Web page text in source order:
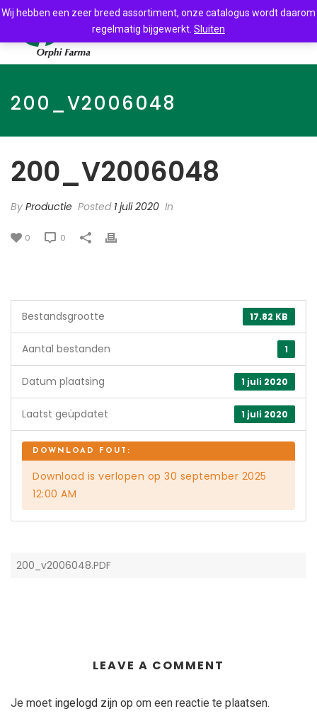
200_V2006048
200_V2006048
By Productie Posted 1 juli 2020 In
0 0
17.82 KB
Bestandsgrootte
1
Aantal bestanden
1 juli 2020
Datum plaatsing
1 juli 2020
Laatst geüpdatet
Download is verlopen op 30 september 2025
12:00 AM
200_v2006048.PDF
LEAVE A COMMENT
Je moet ingelogd zijn op om een reactie te plaatsen.
Wij hebben een zeer breed assortiment, onze catalogus wordt daarom
regelmatig bijgewerkt. Sluiten